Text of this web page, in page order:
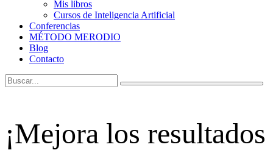
Mis libros
Cursos de Inteligencia Artificial
Conferencias
MÉTODO MERODIO
Blog
Contacto
¡Mejora los resultados